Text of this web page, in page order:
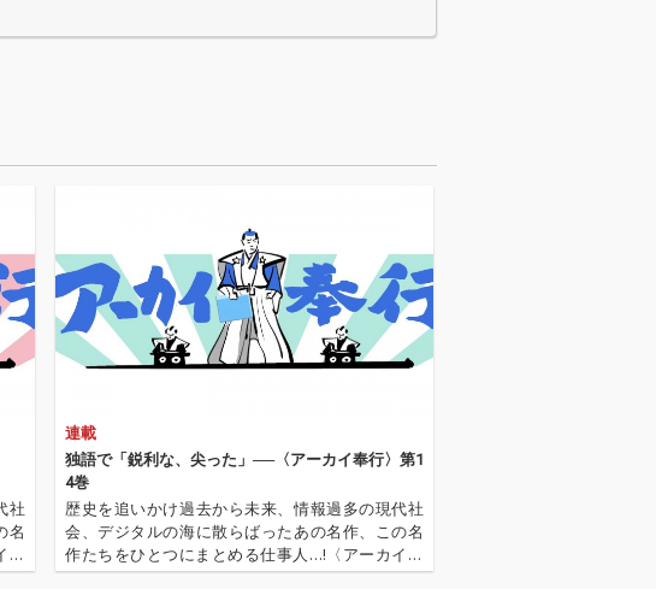
8日）と、1964年10月1
公演を収録している。
1963年の録音には、ジ
ョージ・コールマン(t
s)、ハービー・ハンコ
ック(p)、ロン・カータ
ー(b)、トニー・ウィリ
ショーターがテナー・
サックスで参加してい
る。（*名盤『マイル
ス・デイビス・イン・
ヨーロッパ』は1963年
7月27日のライヴ録
音） フランスはマイル
8日）と、1964年10月1
公演を収録している。
1963年の録音には、ジ
ョージ・コールマン(t
s)、ハービー・ハンコ
ック(p)、ロン・カータ
ー(b)、トニー・ウィリ
サックスで参加してい
ス・デイビス・イン・
ヨーロッパ』は1963年
7月27日のライヴ録
音） フランスはマイル
社
名
奉
カ
連載
独語で「鋭利な、尖った」──〈アーカイ奉行〉第1
4巻
歴史を追いかけ過去から未来、情報過多の現代社
会、デジタルの海に散らばったあの名作、この名
作たちをひとつにまとめる仕事人…!〈アーカイ奉
行〉が今日もデジタルの乱世を治める…!'''〈アーカ